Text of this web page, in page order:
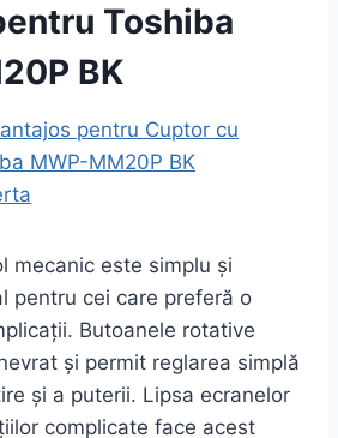
Toshiba
BK
pentru Cuptor cu
MWP-MM20P BK
mecanic este simplu și
pentru cei care preferă o
Butoanele rotative
și permit reglarea simplă
și a puterii. Lipsa ecranelor
complicate face acest